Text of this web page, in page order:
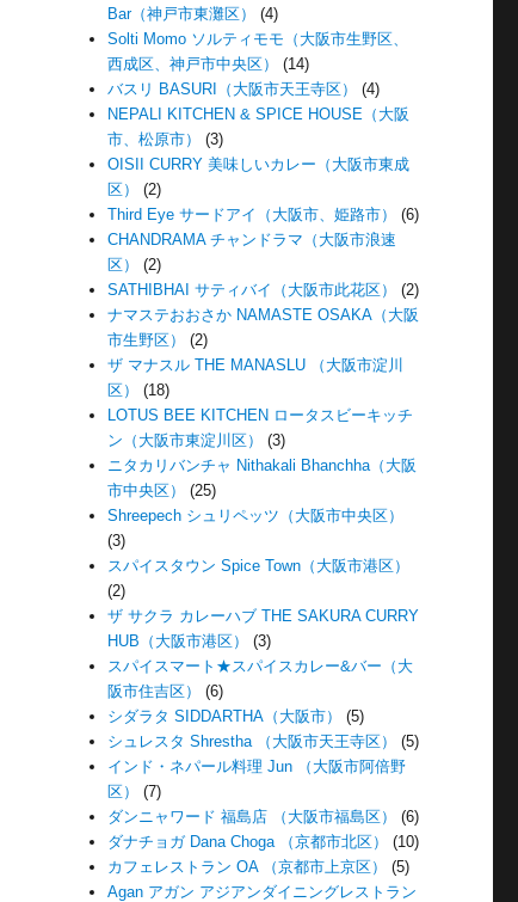
Bar（神戸市東灘区）
(4)
Solti Momo ソルティモモ（大阪市生野区、
西成区、神戸市中央区）
(14)
バスリ BASURI（大阪市天王寺区）
(4)
NEPALI KITCHEN & SPICE HOUSE（大阪
市、松原市）
(3)
OISII CURRY 美味しいカレー（大阪市東成
区）
(2)
Third Eye サードアイ（大阪市、姫路市）
(6)
CHANDRAMA チャンドラマ（大阪市浪速
区）
(2)
SATHIBHAI サティバイ（大阪市此花区）
(2)
ナマステおおさか NAMASTE OSAKA（大阪
市生野区）
(2)
ザ マナスル THE MANASLU （大阪市淀川
区）
(18)
LOTUS BEE KITCHEN ロータスビーキッチ
ン（大阪市東淀川区）
(3)
ニタカリバンチャ Nithakali Bhanchha（大阪
市中央区）
(25)
Shreepech シュリペッツ（大阪市中央区）
(3)
スパイスタウン Spice Town（大阪市港区）
(2)
ザ サクラ カレーハブ THE SAKURA CURRY
HUB（大阪市港区）
(3)
スパイスマート★スパイスカレー&バー（大
阪市住吉区）
(6)
シダラタ SIDDARTHA（大阪市）
(5)
シュレスタ Shrestha （大阪市天王寺区）
(5)
インド・ネパール料理 Jun （大阪市阿倍野
区）
(7)
ダンニャワード 福島店 （大阪市福島区）
(6)
ダナチョガ Dana Choga （京都市北区）
(10)
カフェレストラン OA （京都市上京区）
(5)
Agan アガン アジアンダイニングレストラン